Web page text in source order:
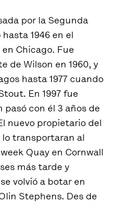
por la Segunda
1946 en el
Chicago. Fue
de Wilson en 1960, y
hasta 1977 cuando
En 1997 fue
con él 3 años de
nuevo propietario del
lo transportaran al
Quay en Cornwall
más tarde y
volvió a botar en
Stephens. Des de